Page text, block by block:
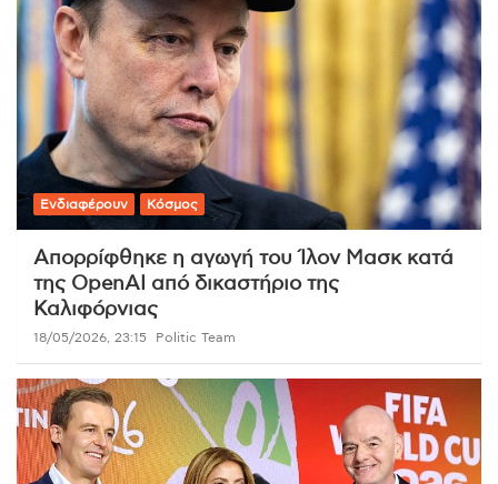
Ενδιαφέρουν Κόσμος
Απορρίφθηκε η αγωγή του Ίλον Μασκ κατά
της OpenAI από δικαστήριο της
Καλιφόρνιας
18/05/2026, 23:15 Politic Team